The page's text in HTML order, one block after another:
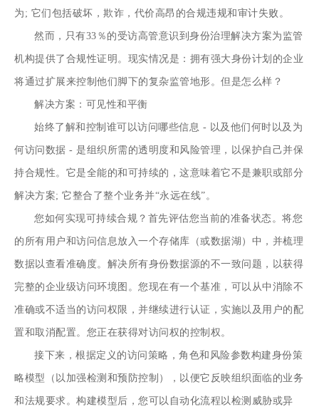
为; 它们包括破坏，欺诈，代价高昂的合规违规和审计失败。
然而，只有33％的受访高管意识到身份治理解决方案为监管
机构提供了合规性证明。现实情况是：拥有强大身份计划的企业
将通过扩展来控制他们脚下的复杂监管地形。但是怎么样？
解决方案：可见性和平衡
始终了解和控制谁可以访问哪些信息 - 以及他们何时以及为
何访问数据 - 是组织所需的透明度和风险管理，以保护自己并保
持合规性。它是全能的和可持续的，这意味着它不是兼职或部分
解决方案; 它整合了整个业务并“永远在线”。
您如何实现可持续合规？首先评估您当前的准备状态。将您
的所有用户和访问信息放入一个存储库（或数据湖）中，并梳理
数据以查看准确度。解决所有身份数据源的不一致问题，以获得
完整的企业级访问环境图。您现在有一个基准，可以从中消除不
准确或不适当的访问权限，并继续进行认证，实施以及用户的配
置和取消配置。您正在获得对访问权的控制权。
接下来，根据定义的访问策略，角色和风险参数构建身份策
略模型（以加强检测和预防控制），以便它反映组织面临的业务
和法规要求。构建模型后，您可以自动化流程以检测威胁或异